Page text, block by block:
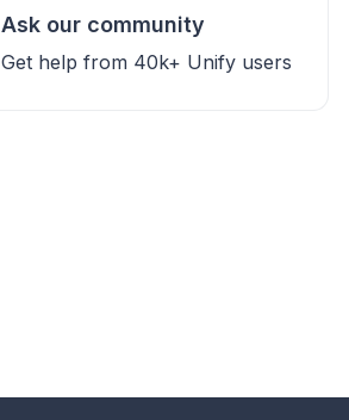
Ask our community
Get help from 40k+ Unify users